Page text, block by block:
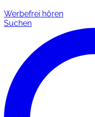
Werbefrei hören
Suchen